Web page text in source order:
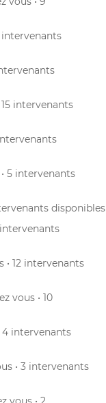
intervenants
15 intervenants
5 intervenants
disponibles
intervenants
• 12 intervenants
vous • 10
4 intervenants
• 3 intervenants